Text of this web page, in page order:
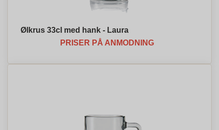
Ølkrus 33cl med hank - Laura
PRISER PÅ ANMODNING